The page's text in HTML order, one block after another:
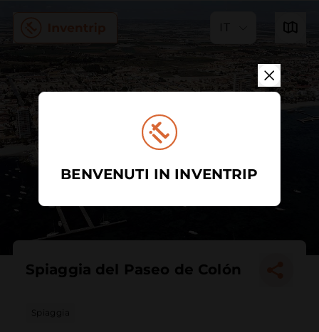
IT
Spiaggia del Paseo de Colón
Spiaggia
BENVENUTI IN INVENTRIP